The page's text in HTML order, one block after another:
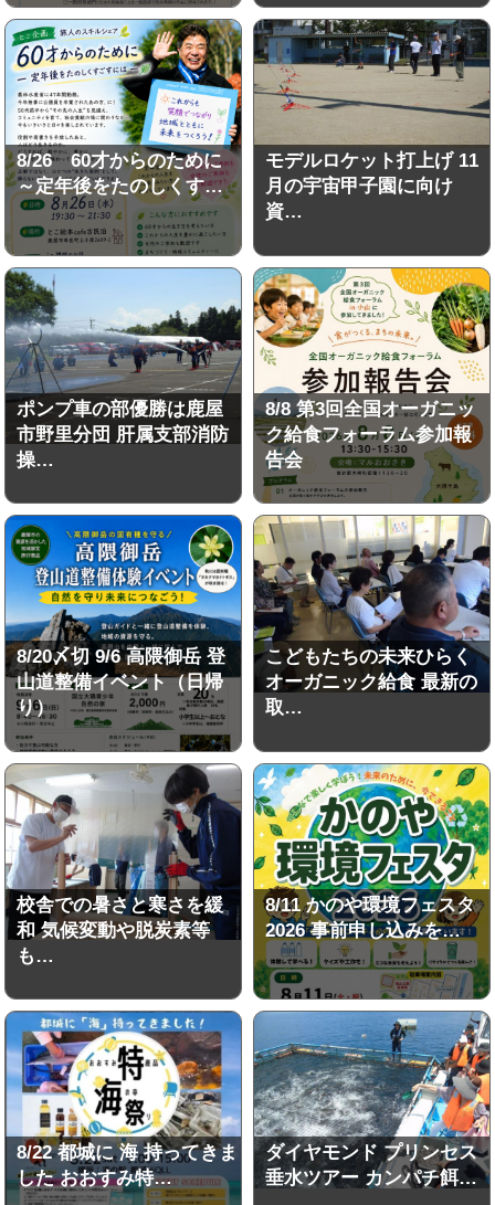
8/26 60才からのために
～定年後をたのしくす…
モデルロケット打上げ 11
月の宇宙甲子園に向け
資…
ポンプ車の部優勝は鹿屋
市野里分団 肝属支部消防
操…
8/8 第3回全国オーガニッ
ク給食フォーラム参加報
告会
8/20〆切 9/6 高隈御岳 登
山道整備イベント（日帰
り）
こどもたちの未来ひらく
オーガニック給食 最新の
取…
校舎での暑さと寒さを緩
和 気候変動や脱炭素等
も…
8/11 かのや環境フェスタ
2026 事前申し込みを…
8/22 都城に 海 持ってきま
した おおすみ特…
ダイヤモンド プリンセス
垂水ツアー カンパチ餌…